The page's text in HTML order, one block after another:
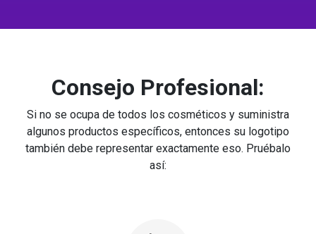
Consejo Profesional:
Si no se ocupa de todos los cosméticos y suministra
algunos productos específicos, entonces su logotipo
también debe representar exactamente eso. Pruébalo
así: